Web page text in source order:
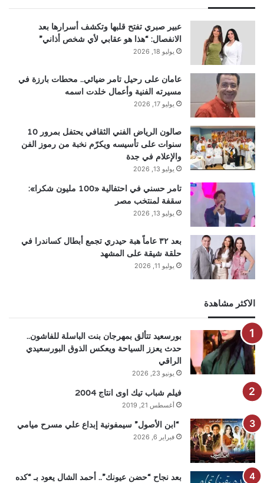
عبير صبري تفتح قلبها وتكشف أسرارها بعد
الانفصال: “هذا هو عقابي لأي شخص أذاني”
يوليو 18, 2026
عامان على رحيل تامر ضيائي.. محطات بارزة في
مسيرته الفنية وأعمال خلدت اسمه
يوليو 17, 2026
صالون الرياض الفني الثقافي يحتفل بمرور 10
سنوات على تأسيسه ويكرّم نخبة من رموز الفن
والإعلام في جدة
يوليو 13, 2026
تامر حسني في احتفالية «100 مليون شكرا»:
سقفة لمنتخب مصر
يوليو 13, 2026
بعد ٣٢ عاماً هبة حيدري تجمع أبطال كساندرا في
حلقة شيقة على المشهد
يوليو 11, 2026
الاكثر مشاهدة
بورسعيد تتألق بمهرجان بنت الباسلة للفاشون..
حدث يعزز السياحة ويعكس الذوق البورسعيدي
الراقي
يونيو 23, 2026
فيلم شباب تيك اوى انتاج 2004
أغسطس 21, 2019
“ابن الأصول” سيمفونية إبداع علي مسرح ميامي
فبراير 6, 2026
بعد نجاح “حضن عيونك”.. أحمد الشال يعود بـ “كده